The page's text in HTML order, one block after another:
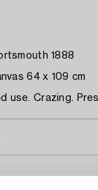
1888
64 x 109 cm
use. Crazing.